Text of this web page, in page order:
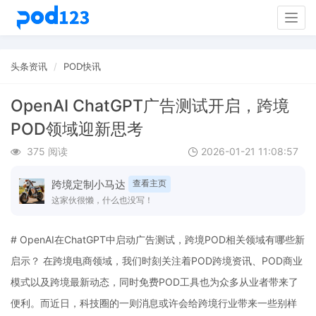
头条资讯 POD快讯
OpenAI ChatGPT广告测试开启，跨境
POD领域迎新思考
375 阅读 2026-01-21 11:08:57
跨境定制小马达
查看主页
这家伙很懒，什么也没写！
# OpenAI在ChatGPT中启动广告测试，跨境POD相关领域有哪些新
启示？ 在跨境电商领域，我们时刻关注着POD跨境资讯、POD商业
模式以及跨境最新动态，同时免费POD工具也为众多从业者带来了
便利。而近日，科技圈的一则消息或许会给跨境行业带来一些别样